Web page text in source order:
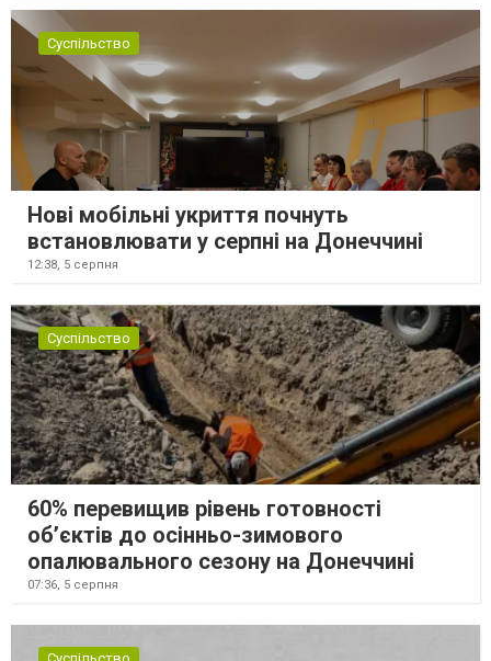
Суспільство
Нові мобільні укриття почнуть
встановлювати у серпні на Донеччині
12:38, 5 серпня
Суспільство
60% перевищив рівень готовності
об’єктів до осінньо-зимового
опалювального сезону на Донеччині
07:36, 5 серпня